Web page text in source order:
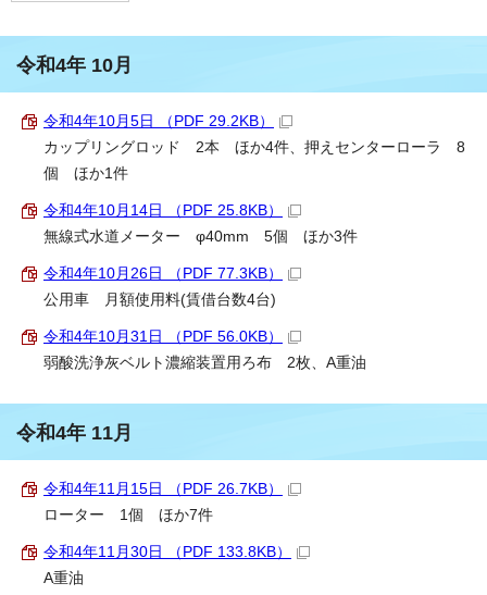
令和4年 10月
令和4年10月5日 （PDF 29.2KB）
カップリングロッド 2本 ほか4件、押えセンターローラ 8
個 ほか1件
令和4年10月14日 （PDF 25.8KB）
無線式水道メーター φ40mm 5個 ほか3件
令和4年10月26日 （PDF 77.3KB）
公用車 月額使用料(賃借台数4台)
令和4年10月31日 （PDF 56.0KB）
弱酸洗浄灰ベルト濃縮装置用ろ布 2枚、A重油
令和4年 11月
令和4年11月15日 （PDF 26.7KB）
ローター 1個 ほか7件
令和4年11月30日 （PDF 133.8KB）
A重油